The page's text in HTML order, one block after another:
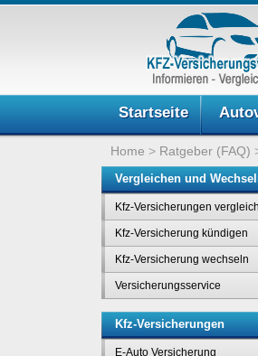
Startseite
Home > Ratgeber (FAQ)
Vergleichen und
Kfz-Versicherungen
Kfz-Versicherung kündigen
Kfz-Versicherung wechseln
Versicherungsservice
Kfz-Versicherungen
E-Auto Versicherung